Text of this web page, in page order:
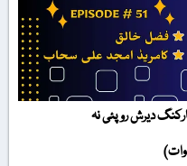
دیرش روپئی نہ